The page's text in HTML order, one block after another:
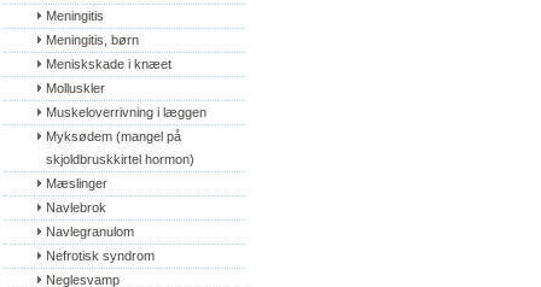
Meningitis
Meningitis, børn
Meniskskade i knæet
Molluskler
Muskeloverrivning i læggen
Myksødem (mangel på
skjoldbruskkirtel hormon)
Mæslinger
Navlebrok
Navlegranulom
Nefrotisk syndrom
Neglesvamp